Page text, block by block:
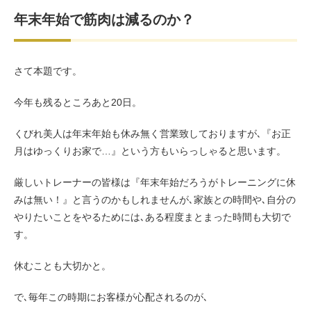
年末年始で筋肉は減るのか？
さて本題です。
今年も残るところあと20日。
くびれ美人は年末年始も休み無く営業致しておりますが､『お正
月はゆっくりお家で…』という方もいらっしゃると思います。
厳しいトレーナーの皆様は『年末年始だろうがトレーニングに休
みは無い！』と言うのかもしれませんが､家族との時間や､自分の
やりたいことをやるためには､ある程度まとまった時間も大切で
す。
休むことも大切かと。
で､毎年この時期にお客様が心配されるのが､